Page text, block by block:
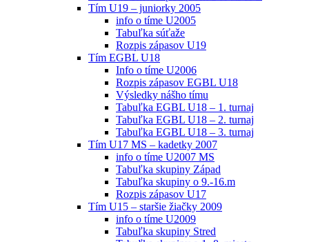
Tím U19 – juniorky 2005
info o tíme U2005
Tabuľka súťaže
Rozpis zápasov U19
Tím EGBL U18
Info o tíme U2006
Rozpis zápasov EGBL U18
Výsledky nášho tímu
Tabuľka EGBL U18 – 1. turnaj
Tabuľka EGBL U18 – 2. turnaj
Tabuľka EGBL U18 – 3. turnaj
Tím U17 MS – kadetky 2007
info o tíme U2007 MS
Tabuľka skupiny Západ
Tabuľka skupiny o 9.-16.m
Rozpis zápasov U17
Tím U15 – staršie žiačky 2009
info o tíme U2009
Tabuľka skupiny Stred